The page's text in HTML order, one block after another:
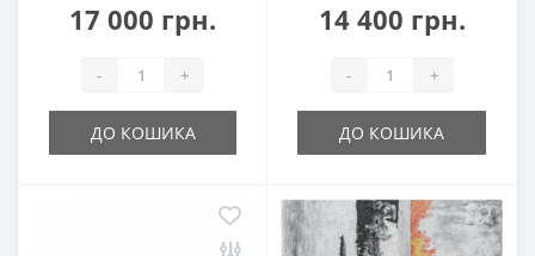
17 000 грн.
- +
ДО КОШИКА
14 400 грн.
- +
ДО КОШИКА